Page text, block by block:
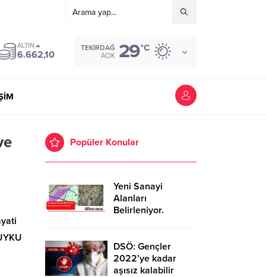
ALTIN
6.662,10
TEKIRDAĞ
AÇIK 29°C
Popüler Konular
Yeni Sanayi
Alanları
Belirleniyor.
DSÖ: Gençler
2022’ye kadar
aşısız kalabilir